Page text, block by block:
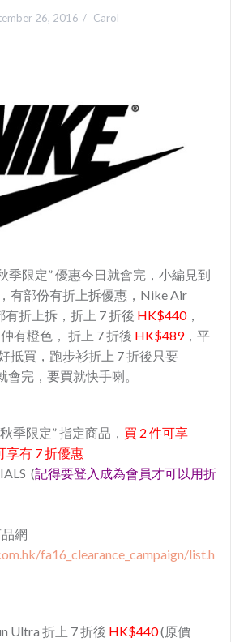
26, 2016 Carol
季限定” 優惠今日就會完，小編見到
有部份有折上拆優惠，Nike Air
有折上拆，折上 7 折後 HK$440，
有橙色， 折上 7 折後 HK$489，平
抵買，跑步衫折上 7 折後只要
會完，要買就快手喇。
季限定” 指定商品， 買 2 件可享
享有 7 折優惠
(記得要登入成為會員才可以用折
網
fa16_clearance_campaign/list.h
Ultra 折上 7 折後 HK$440(原價